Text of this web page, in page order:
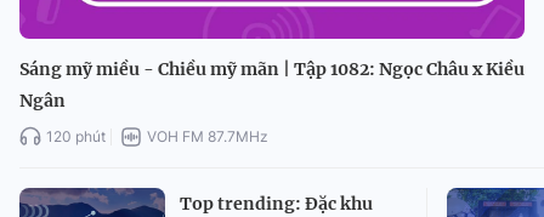
Sáng mỹ miều - Chiều mỹ mãn | Tập 1082: Ngọc Châu x Kiều
Ngân
120 phút VOH FM 87.7MHz
Top trending: Đặc khu